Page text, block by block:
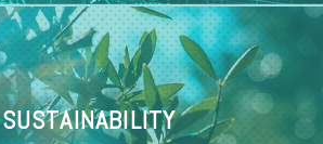
SUSTAINABILITY